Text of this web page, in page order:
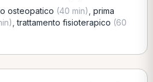
osteopatico (40 min) prima
,trattamento fisioterapico (60